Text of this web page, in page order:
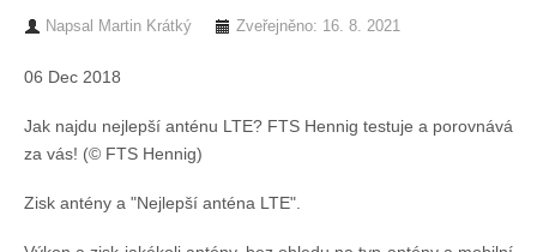
Chci se stát členem
Napsal Martin Krátký Zveřejněno: 16. 8. 2021
06 Dec 2018
Jak najdu nejlepší anténu LTE? FTS Hennig testuje a porovnává
za vás! (© FTS Hennig)
Zisk antény a "Nejlepší anténa LTE".